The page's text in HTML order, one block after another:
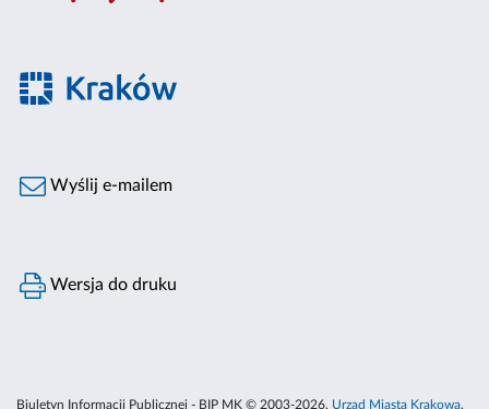
Wyślij e-mailem
Wersja do druku
Biuletyn Informacji Publicznej - BIP MK © 2003-2026, Urząd Miasta Krakowa,